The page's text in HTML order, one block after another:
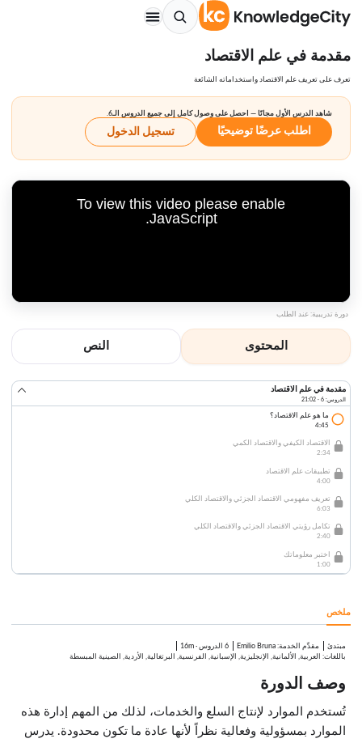
مقدمة في علم الاقتصاد
تعرف على تعريف علم الاقتصاد واستخداماته الشائعة
شاهد الدرس الأول مجانًا — احصل على وصول كامل إلى جميع الدروس الـ6.
اطلب عرضًا توضيحيًا تسجيل الدخول
To view this video please enable
JavaScript.
دورة تدريبية: عند الطلب
المحتوى النص
مقدمة في علم الاقتصاد
الدروس: 6 · 21:02
ما هو علم الاقتصاد؟
4:45
الاقتصاد الكيفي والاقتصاد الكمي
2:34
تطبيقات علم الاقتصاد
4:00
تعريف مفهومي الاقتصاد الجزئي والاقتصاد الكلي
6:03
تكامل رؤيتي الاقتصاد الجزئي والاقتصاد الكلي
2:40
اختبر معلوماتك
1:00
ملخص
مبتدئ مقدِّم الخدمة:
Emilio Bruna 6 الدروس ·
16m
باللغات: العربية, الألمانية, الإنجليزية, الإسبانية, الفرنسية, البرتغالية, الأردية, الصينية المبسطة
وصف الدورة
تُستخدم الموارد لإنتاج السلع والخدمات، لذلك من المهم إدارة هذه
الموارد بمسؤولية وفعالية نظراً لأنها عادة ما تكون محدودة. يدرس